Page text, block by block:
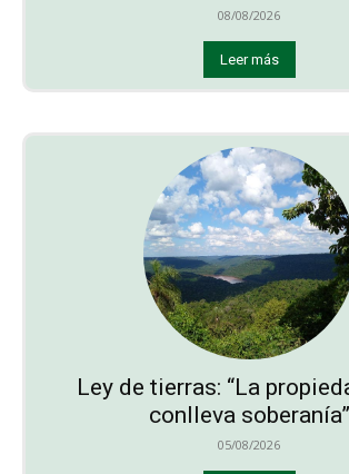
08/08/2026
Leer más
Ley de tierras: “La
conlleva soberanía”
05/08/2026